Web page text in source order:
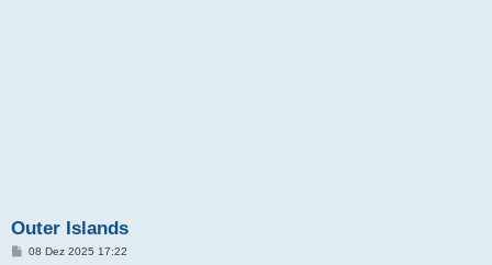
Outer Islands
B08 Dez 2025 17:22